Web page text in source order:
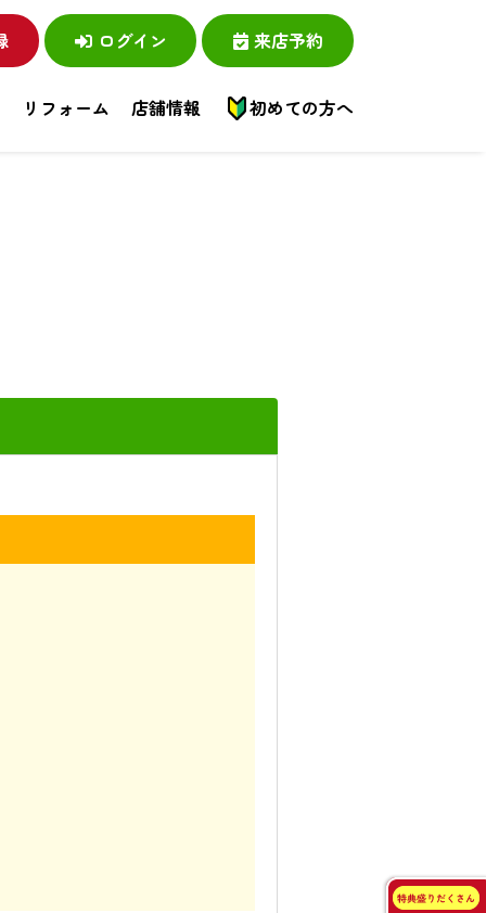
ログイン 来店予約
リフォーム 店舗情報 初めての方へ